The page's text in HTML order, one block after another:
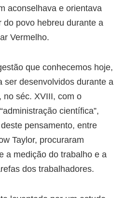
aconselhava e orientava
do povo hebreu durante a
Vermelho.
que conhecemos hoje,
ser desenvolvidos durante a
no séc. XVIII, com o
científica”,
pensamento, entre
Taylor, procuraram
a medição do trabalho e a
dos trabalhadores.